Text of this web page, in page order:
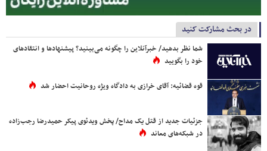
در بحث مشارکت کنید
شما نظر بدهید/ خبرآنلاین را چگونه می‌بینید؟ پیشنهادها و انتقادهای
خود را بگویید
قوه قضائیه: آقای خرازی به دادگاه ویژه روحانیت احضار شد
جزئیات جدید از قتل یک مداح/ پخش ویدئوی پیکر حمیدرضا رجب‌زاده
در شبکه‌های معاند